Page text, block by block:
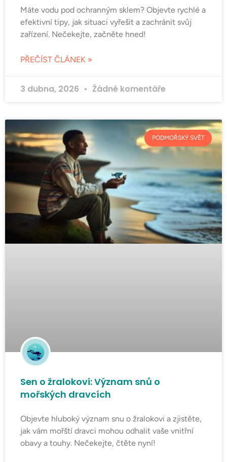
Máte vodu pod ochranným sklem? Objevte rychlé a
efektivní tipy, jak situaci vyřešit a zachránit svůj
zařízení. Nečekejte, začněte hned!
PŘEČÍST ČLÁNEK »
3 dubna, 2026 Žádné komentáře
PODMOŘSKÝ SVĚT
Sen o žralokovi: Význam snů o
mořských dravcích
Objevte hluboký význam snu o žralokovi a zjistěte,
jak vám mořští dravci mohou odhalit vaše vnitřní
obavy a touhy. Nečekejte, čtěte nyní!